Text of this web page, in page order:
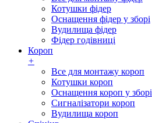
Котушки фідер
Оснащення фідер у зборі
Вудилища фідер
Фідер годівниці
Короп
+
Все для монтажу короп
Котушки короп
Оснащення короп у зборі
Сигналізатори короп
Вудилища короп